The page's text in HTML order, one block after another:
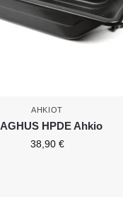
AHKIOT
HPDE Ahkio
38,90 €